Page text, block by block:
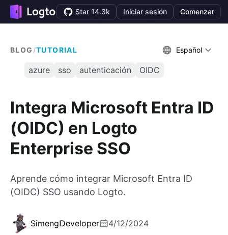
Star 14.3k Iniciar sesión Comenzar
BLOG /TUTORIAL Español
azure sso autenticación OIDC
Integra Microsoft Entra ID
(OIDC) en Logto
Enterprise SSO
Aprende cómo integrar Microsoft Entra ID
(OIDC) SSO usando Logto.
SimengDeveloper 4/12/2024